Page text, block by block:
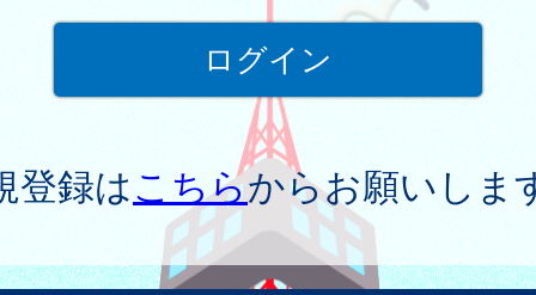
登録はこちらからお願いしま